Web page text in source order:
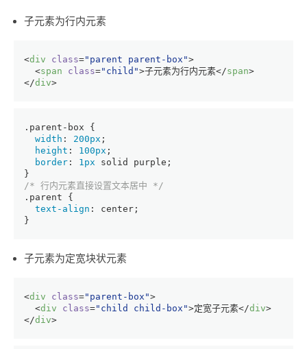
子元素为行内元素
<div class="parent parent-box">
<span class="child">子元素为行内元素</span>
</div>
.parent-box {
width : 200px ;
height : 100px ;
border : 1px solid purple;
}
/* 行内元素直接设置文本居中 */
.parent {
text-align : center;
}
子元素为定宽块状元素
<div class="parent-box">
<div class="child child-box">定宽子元素</div>
</div>